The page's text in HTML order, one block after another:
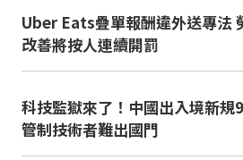
Uber Eats疊單報酬違外送專法
改善將按人連續開罰
科技監獄來了！中國出入境新規
管制技術者難出國門